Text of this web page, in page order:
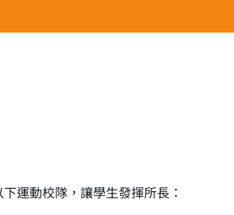
運動校隊，讓學生發揮所長：